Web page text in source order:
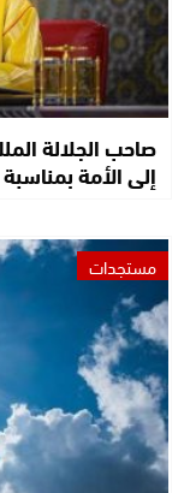
صاحب الجلالة
إلى الأمة
مستجدات